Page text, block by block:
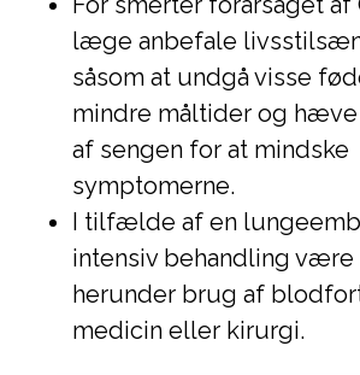
læge anbefale
såsom at undgå visse
mindre måltider og
af sengen for at mindske
symptomerne.
I tilfælde af en
intensiv behandling
herunder brug af
medicin eller kirurgi.